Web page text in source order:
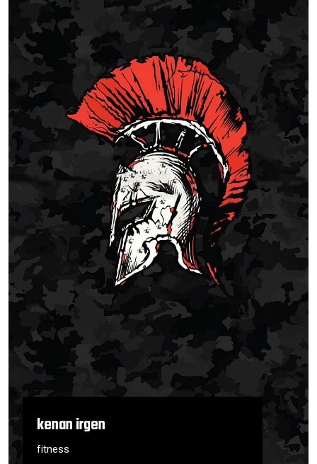
kenan irgen
fitness